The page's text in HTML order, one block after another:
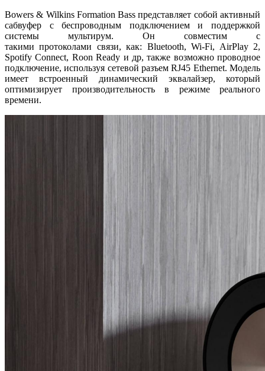
Bowers & Wilkins Formation Bass представляет собой активный
сабвуфер с беспроводным подключением и поддержкой
системы мультирум. Он совместим с
такими протоколами связи, как: Bluetooth, Wi-Fi, AirPlay 2,
Spotify Connect, Roon Ready и др, также возможно проводное
подключение, используя сетевой разъем RJ45 Ethernet. Модель
имеет встроенный динамический эквалайзер, который
оптимизирует производительность в режиме реального
времени.